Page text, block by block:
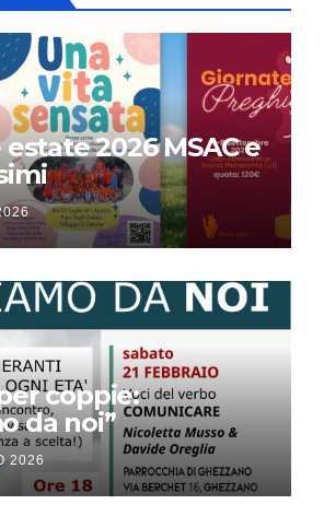
2026 MSAC e
coppie:
da noi”
2026